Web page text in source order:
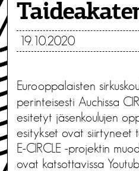
19.10.2020
Eurooppalaisten
perinteisesti Auchissa
esitetyt jäsenkoulujen
esitykset ovat siirtyneet
E-CIRCLE -projektin
ovat katsottavissa